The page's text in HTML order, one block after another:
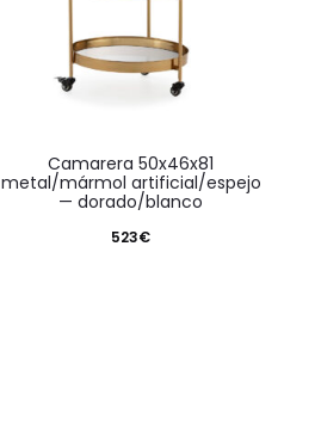
camarera 50x46x81
metal/mármol artificial/espejo
— dorado/blanco
523€